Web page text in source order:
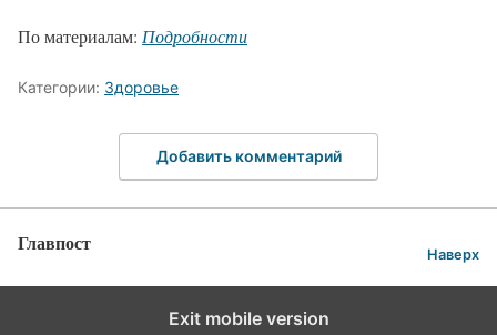
По материалам: Подробности
Категории: Здоровье
Добавить комментарий
Главпост Наверх
Exit mobile version